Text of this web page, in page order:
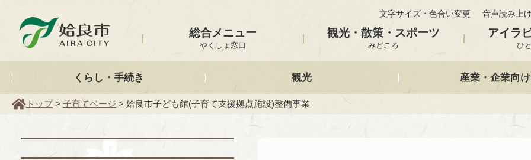
文字サイズ・色合い変更 音声読み上
総合メニュー
やくしょ窓口
観光・散策・スポーツ
みどころ
アイラ
ひ
くらし・手続き 観光 産業・企業向け
トップ> 子育てページ > 姶良市子ども館(子育て支援拠点施設)整備事業